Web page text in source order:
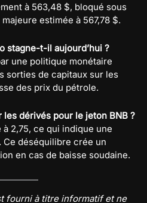
à 563,48 $, bloqué sous
estimée à 567,78 $.
stagne-t-il aujourd’hui ?
une politique monétaire
sorties de capitaux sur les
des prix du pétrole.
dérivés pour le jeton BNB ?
à 2,75, ce qui indique une
déséquilibre crée un
en cas de baisse soudaine.
fourni à titre informatif et ne